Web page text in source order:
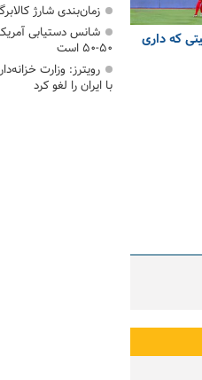
که داری
زمان‌بندی شارژ
شانس دستیابی
۵۰-۵۰ است
رویترز: وزارت
با ایران را لغو کرد